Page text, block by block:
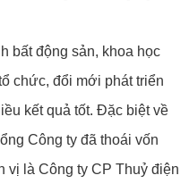
bất động sản, khoa học
chức, đổi mới phát triển
kết quả tốt. Đặc biệt về
Công ty đã thoái vốn
vị là Công ty CP Thuỷ điện